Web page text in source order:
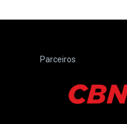
Parceiros